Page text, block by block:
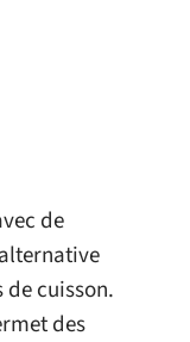
de
de cuisson.
des